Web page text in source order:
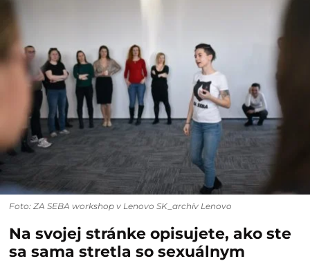
Foto: ZA SEBA workshop v Lenovo SK_archív Lenovo
Na svojej stránke opisujete, ako ste
sa sama stretla so sexuálnym